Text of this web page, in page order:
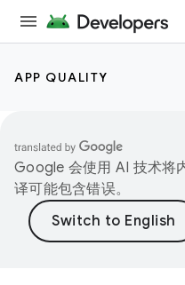
APP QUALITY
Google 会使用 AI 技术将
译可能包含错误。